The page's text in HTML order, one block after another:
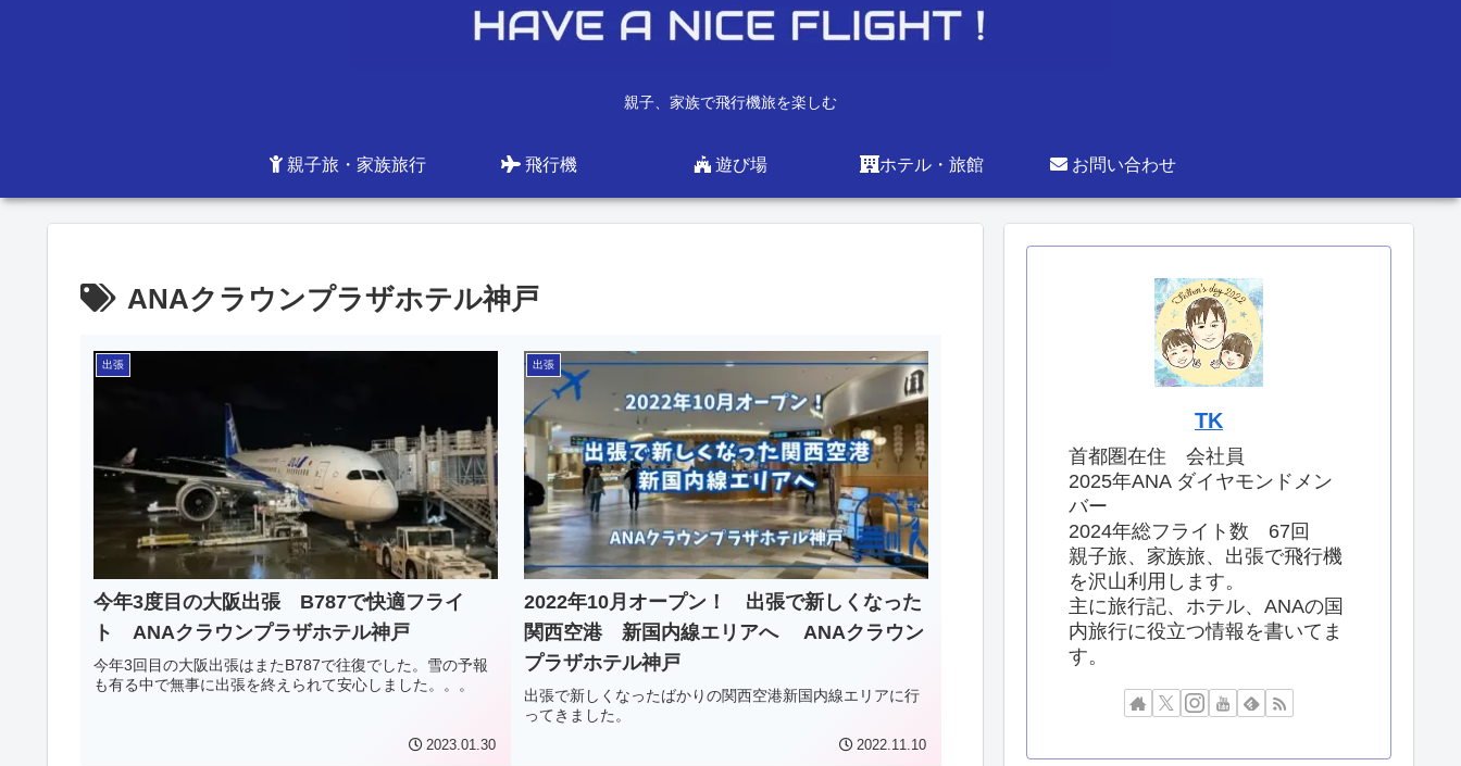
親子、家族で飛行機旅を楽しむ
親子旅・家族旅行 飛行機 遊び場 ホテル・旅館 お問い合わせ
ANAクラウンプラザホテル神戸
出張
今年3度目の大阪出張 B787で快適フライ
ト ANAクラウンプラザホテル神戸
今年3回目の大阪出張はまたB787で往復でした。雪の予報
も有る中で無事に出張を終えられて安心しました。。。
2023.01.30
出張
2022年10月オープン！ 出張で新しくなった
関西空港 新国内線エリアへ ANAクラウン
プラザホテル神戸
出張で新しくなったばかりの関西空港新国内線エリアに行
ってきました。
2022.11.10
TK
首都圏在住 会社員
2025年ANA ダイヤモンドメン
バー
2024年総フライト数 67回
親子旅、家族旅、出張で飛行機
を沢山利用します。
主に旅行記、ホテル、ANAの国
内旅行に役立つ情報を書いてま
す。